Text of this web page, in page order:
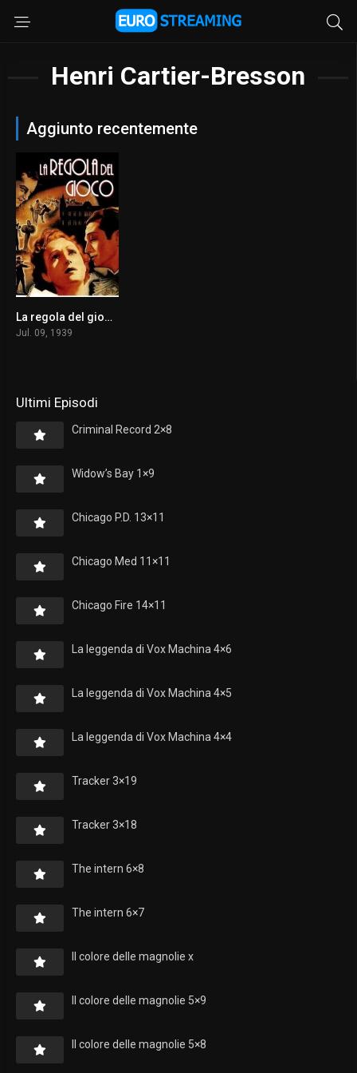
Henri Cartier-Bresson
Aggiunto recentemente
8.1
La regola del gioco (1939)
Jul. 09, 1939
Ultimi Episodi
Criminal Record 2×8
Widow’s Bay 1×9
Chicago P.D. 13×11
Chicago Med 11×11
Chicago Fire 14×11
La leggenda di Vox Machina 4×6
La leggenda di Vox Machina 4×5
La leggenda di Vox Machina 4×4
Tracker 3×19
Tracker 3×18
The intern 6×8
The intern 6×7
Il colore delle magnolie x
Il colore delle magnolie 5×9
Il colore delle magnolie 5×8